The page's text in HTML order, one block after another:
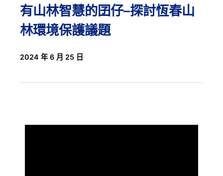
有山林智慧的囝仔–探討恆春山
林環境保護議題
2024 年 6 月 25 日